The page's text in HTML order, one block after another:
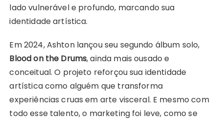
lado vulnerável e profundo, marcando sua
identidade artística.
Em 2024, Ashton lançou seu segundo álbum solo,
Blood on the Drums, ainda mais ousado e
conceitual. O projeto reforçou sua identidade
artística como alguém que transforma
experiências cruas em arte visceral. E mesmo com
todo esse talento, o marketing foi leve, como se